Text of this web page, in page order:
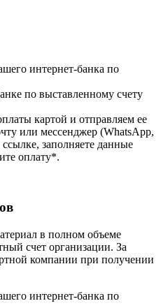
интернет-банка по
по выставленному счету
картой и отправляем ее
или мессенджер (WhatsApp,
заполняете данные
оплату*.
в полном объеме
счет организации. За
компании при получении
интернет-банка по